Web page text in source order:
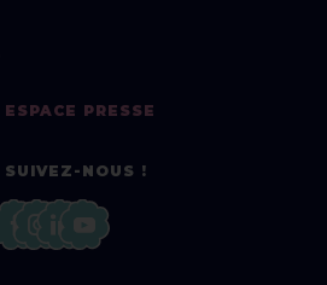
ESPACE PRESSE
SUIVEZ-NOUS !